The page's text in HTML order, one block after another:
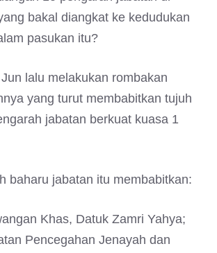
bakal diangkat ke kedudukan
pasukan itu?
lalu melakukan rombakan
yang turut membabitkan tujuh
jabatan berkuat kuasa 1
baharu jabatan itu membabitkan:
Khas, Datuk Zamri Yahya;
Pencegahan Jenayah dan